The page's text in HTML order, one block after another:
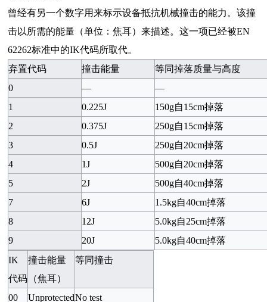
曾经有另一个数字用来标示设备抵抗机械撞击的能力。该撞
击以所需的能量（单位：焦耳）来描述。这一项已经被EN
62262标准中的IK代码所取代。
弃置代码
撞击能量
等同掉落质量与高度
0
—
—
1
0.225J 150g自15cm掉落
2
0.375J 250g自15cm掉落
3
0.5J 250g自20cm掉落
4
1J 500g自20cm掉落
5
2J 500g自40cm掉落
7
6J 1.5kg自40cm掉落
8
12J 5.0kg自25cm掉落
9
20J 5.0kg自40cm掉落
IK
代码
撞击能量
（焦耳）
等同撞击
00 UnprotectedNo test